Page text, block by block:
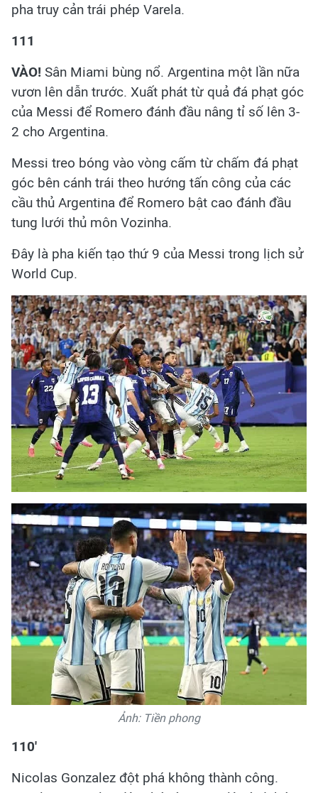
pha truy cản trái phép Varela.
111
VÀO! Sân Miami bùng nổ. Argentina một lần nữa
vươn lên dẫn trước. Xuất phát từ quả đá phạt góc
của Messi để Romero đánh đầu nâng tỉ số lên 3-
2 cho Argentina.
Messi treo bóng vào vòng cấm từ chấm đá phạt
góc bên cánh trái theo hướng tấn công của các
cầu thủ Argentina để Romero bật cao đánh đầu
tung lưới thủ môn Vozinha.
Đây là pha kiến tạo thứ 9 của Messi trong lịch sử
World Cup.
Ảnh: Tiền phong
110'
Nicolas Gonzalez đột phá không thành công.